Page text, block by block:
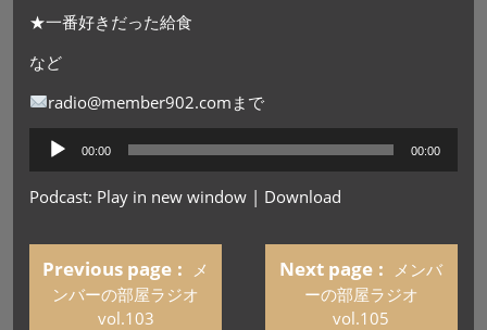
★一番好きだった給食
など
radio@member902.comまで
プ
レ
ヤ
ー
00:00 00:00
Podcast: Play in new window | Download
Previous page
メ
ンバーの部屋ラジオ
vol.103
Next page
メンバ
ーの部屋ラジオ
vol.105